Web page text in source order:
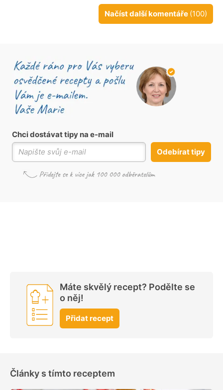
Načíst další komentáře (100)
Chci dostávat tipy na e-mail
Odebírat tipy
Máte skvělý recept? Podělte se
o něj!
Přidat recept
Články s tímto receptem